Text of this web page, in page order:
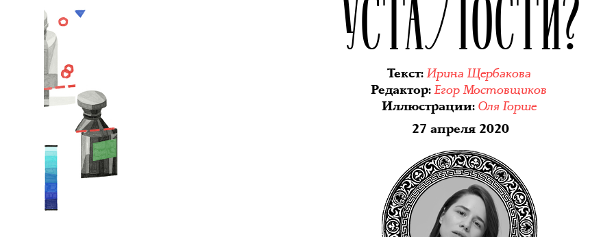
Текст:Ирина Щербакова
Редактор:Егор Мостовщиков
Иллюстрации: Оля Горше
27 апреля 2020